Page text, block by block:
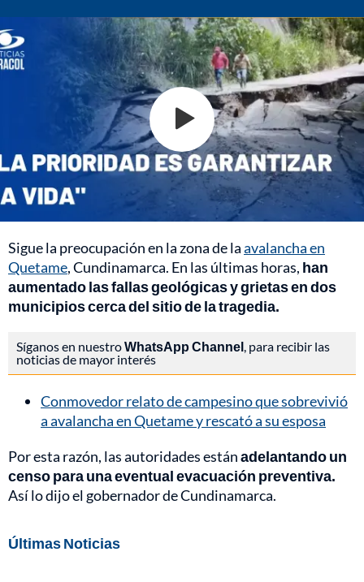
Sigue la preocupación en la zona de laavalancha en
Quetame, Cundinamarca. En las últimas horas, han
aumentado las fallas geológicas y grietas en dos
municipios cerca del sitio de la tragedia.
Síganos en nuestroWhatsApp Channel , para recibir las
noticias de mayor interés
Conmovedor relato de campesino que sobrevivió
a avalancha en Quetame y rescató a su esposa
Por esta razón, las autoridades estánadelantando un
censo para una eventual evacuación preventiva.
Así lo dijo el gobernador de Cundinamarca.
Últimas Noticias